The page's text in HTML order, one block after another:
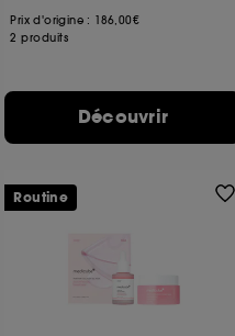
Prix d'origine : 186,00€
2 produits
Découvrir
Routine